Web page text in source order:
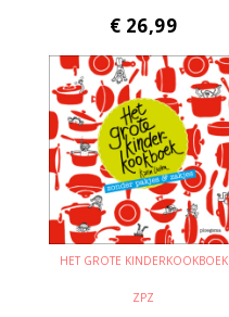
€ 26,99
HET GROTE KINDERKOOKBOEK
ZPZ